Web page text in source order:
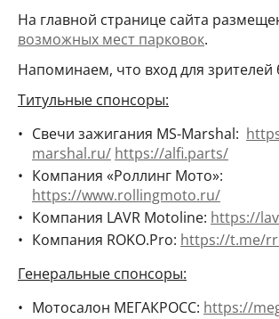
На главной странице сайта
возможных мест парковок.
Напоминаем, что вход для зрителей
Титульные спонсоры:
Свечи зажигания MS-Marshal:
marshal.ru/ https://alfi.parts/
Компания «Роллинг Мото»:
https://www.rollingmoto.ru/
Компания LAVR Motoline: https://
Компания ROKO.Pro: https://t.me/
Генеральные спонсоры:
Мотосалон МЕГАКРОСС: https://